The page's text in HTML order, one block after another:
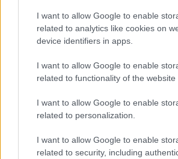
I want to allow Google to enable
related to analytics like cookies on
device identifiers in apps.
I want to allow Google to enable
related to functionality of the website
I want to allow Google to enable
related to personalization.
I want to allow Google to enable
related to security, including
ΑΙΧΜΕΣ: Καλοκαίρι ανατροπών
ΑΧΜΕΣ: Δεύτερες σκέψεις στον